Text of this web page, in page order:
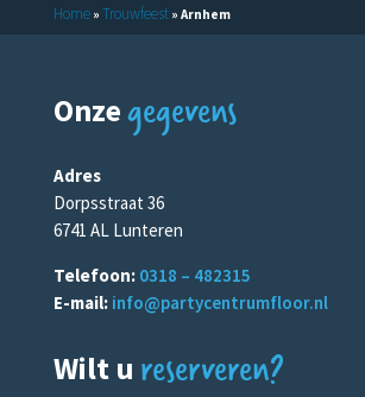
Home» Trouwfeest» Arnhem
Onzegegevens
Adres
Dorpsstraat 36
6741 AL Lunteren
Telefoon: 0318 – 482315
E-mail: info@partycentrumfloor.nl
Wilt u reserveren?